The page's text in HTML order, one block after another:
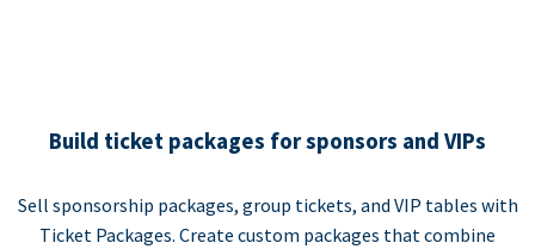
Build ticket packages for sponsors and VIPs
Sell sponsorship packages, group tickets, and VIP tables with
Ticket Packages. Create custom packages that combine